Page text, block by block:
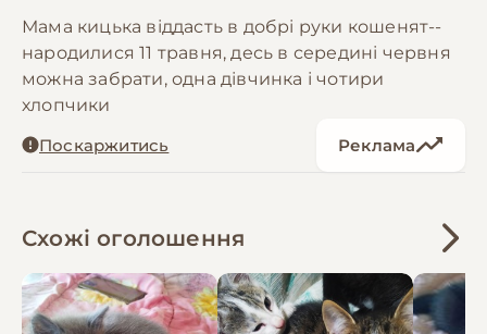
Мама кицька віддасть в добрі руки кошенят--
народилися 11 травня, десь в середині червня
можна забрати, одна дівчинка і чотири
хлопчики
Поскаржитись
Реклама
Схожі оголошення